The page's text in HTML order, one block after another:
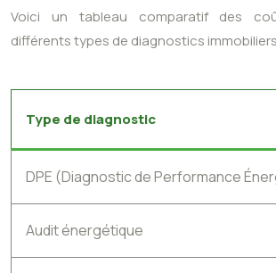
Voici un tableau comparatif des
différents types de diagnostics
Type de diagnostic
DPE (Diagnostic de Performance
Audit énergétique